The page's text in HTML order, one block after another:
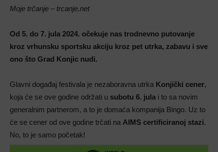
Moje trčanje – trcanje.net
Od 5. do 7. jula 2024. očekuje nas trodnevno putovanje
kroz vrhunsku sportsku akciju kroz pet utrka, zabavu i sve
ono što Grad Konjic nudi.
Glavni događaj festivala je nezaboravna utrka Konjički cener,
koja će se ove godine održati u subotu 6. jula i to sa novim
generalnim partnerom, a to je domaća kompanija Bingo. Uz to
će se cener od ove godine trčati na AIMS certificiranoj stazi.
No, to je samo početak!